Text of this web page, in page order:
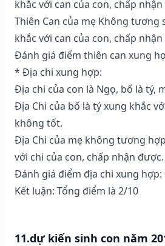
khắc với can của con, chấp
Thiên Can của mẹ Không tương
khắc với can của con, chấp
Đánh giá điểm thiên can xung
* Địa chi xung hợp:
Địa chi của con là Ngọ, bố là tý,
Địa Chi của bố là tý xung khắc
không tốt.
Địa Chi của mẹ không tương
với chi của con, chấp nhận được.
Đánh giá điểm địa chi xung hợp:
Kết luận: Tổng điểm là 2/10
11.dự kiến sinh con năm